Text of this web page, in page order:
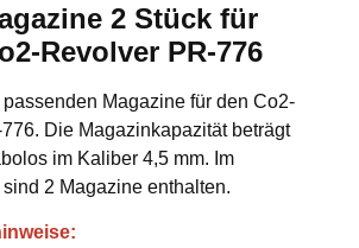
2 Stück für
Revolver PR-776
Magazine für den Co2-
Die Magazinkapazität beträgt
im Kaliber 4,5 mm. Im
sind 2 Magazine enthalten.